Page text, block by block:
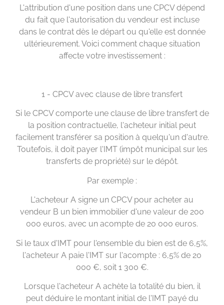
L'attribution d'une position dans une CPCV dépend
du fait que l'autorisation du vendeur est incluse
dans le contrat dès le départ ou qu'elle est donnée
ultérieurement. Voici comment chaque situation
affecte votre investissement :
1 - CPCV avec clause de libre transfert
Si le CPCV comporte une clause de libre transfert de
la position contractuelle, l'acheteur initial peut
facilement transférer sa position à quelqu'un d'autre.
Toutefois, il doit payer l'IMT (impôt municipal sur les
transferts de propriété) sur le dépôt.
Par exemple :
L'acheteur A signe un CPCV pour acheter au
vendeur B un bien immobilier d'une valeur de 200
000 euros, avec un acompte de 20 000 euros.
Si le taux d'IMT pour l'ensemble du bien est de 6,5%,
l'acheteur A paie l'IMT sur l'acompte : 6,5% de 20
000 €, soit 1 300 €.
Lorsque l'acheteur A achète la totalité du bien, il
peut déduire le montant initial de l'IMT payé du